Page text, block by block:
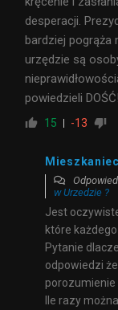
desperacji.
bardziej pogrąża
urzędzie są
powiedzieli DOŚĆ!
15 -13
Mieszkaniec
w Urzedzie ?
Jest
które
Pytanie
odpowiedzi
porozumienie
Ile razy